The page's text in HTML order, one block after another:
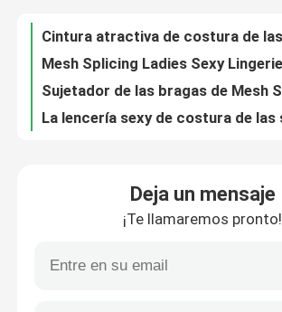
Visita a la fábrica
Control de Calidad
Deja un mensaje
¡Te llamaremos pronto!